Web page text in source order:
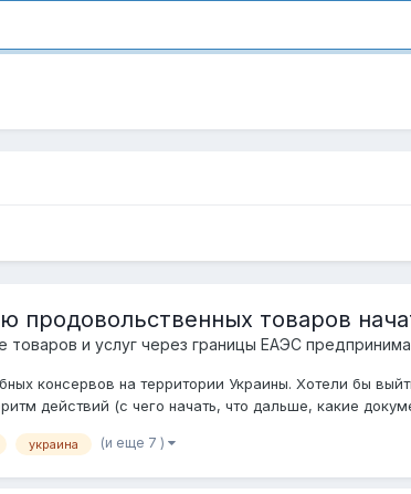
продовольственных товаров
и услуг через границы ЕАЭС
консервов на территории Украины. Хотели бы
действий (с чего начать, что дальше, какие
украина (и еще 7 )